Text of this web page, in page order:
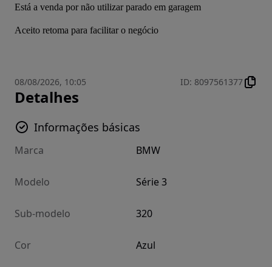
Está a venda por não utilizar parado em garagem
Aceito retoma para facilitar o negócio
08/08/2026, 10:05 ID: 8097561377
Detalhes
Informações básicas
Marca BMW
Modelo Série 3
Sub-modelo 320
Cor Azul